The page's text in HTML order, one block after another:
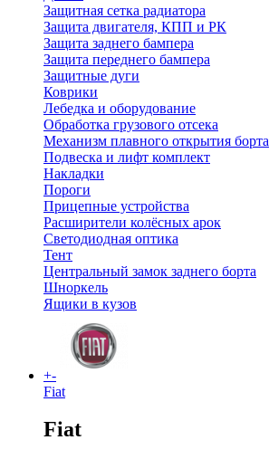
Защитная сетка радиатора
Защита двигателя, КПП и РК
Защита заднего бампера
Защита переднего бампера
Защитные дуги
Коврики
Лебедка и оборудование
Обработка грузового отсека
Механизм плавного открытия борта
Подвеска и лифт комплект
Накладки
Пороги
Прицепные устройства
Расширители колёсных арок
Светодиодная оптика
Тент
Центральный замок заднего борта
Шноркель
Ящики в кузов
+-
Fiat
Fiat